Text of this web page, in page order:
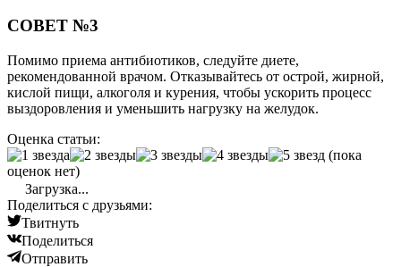
СОВЕТ №3
Помимо приема антибиотиков, следуйте диете,
рекомендованной врачом. Отказывайтесь от острой, жирной,
кислой пищи, алкоголя и курения, чтобы ускорить процесс
выздоровления и уменьшить нагрузку на желудок.
Оценка статьи:
(пока
оценок нет)
Загрузка...
Поделиться с друзьями:
Твитнуть
Поделиться
Отправить